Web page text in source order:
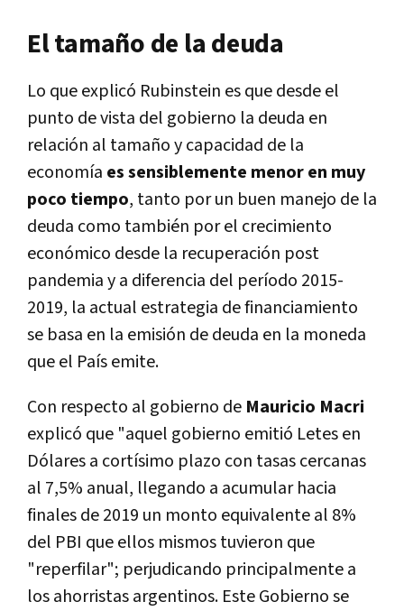
El tamaño de la deuda
Lo que explicó Rubinstein es que desde el
punto de vista del gobierno la deuda en
relación al tamaño y capacidad de la
economía es sensiblemente menor en muy
poco tiempo, tanto por un buen manejo de la
deuda como también por el crecimiento
económico desde la recuperación post
pandemia y a diferencia del período 2015-
2019, la actual estrategia de financiamiento
se basa en la emisión de deuda en la moneda
que el País emite.
Con respecto al gobierno de Mauricio Macri
explicó que "aquel gobierno emitió Letes en
Dólares a cortísimo plazo con tasas cercanas
al 7,5% anual, llegando a acumular hacia
finales de 2019 un monto equivalente al 8%
del PBI que ellos mismos tuvieron que
"reperfilar"; perjudicando principalmente a
los ahorristas argentinos. Este Gobierno se